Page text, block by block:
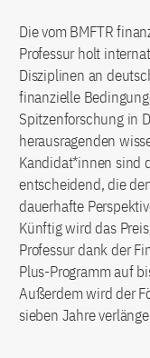
Die vom BMFTR
Professur holt
Disziplinen an
finanzielle
Spitzenforschung in
herausragenden
Kandidat*innen sind
entscheidend, die
dauerhafte
Künftig wird das
Professur dank der
Plus-Programm auf
Außerdem wird der
sieben Jahre